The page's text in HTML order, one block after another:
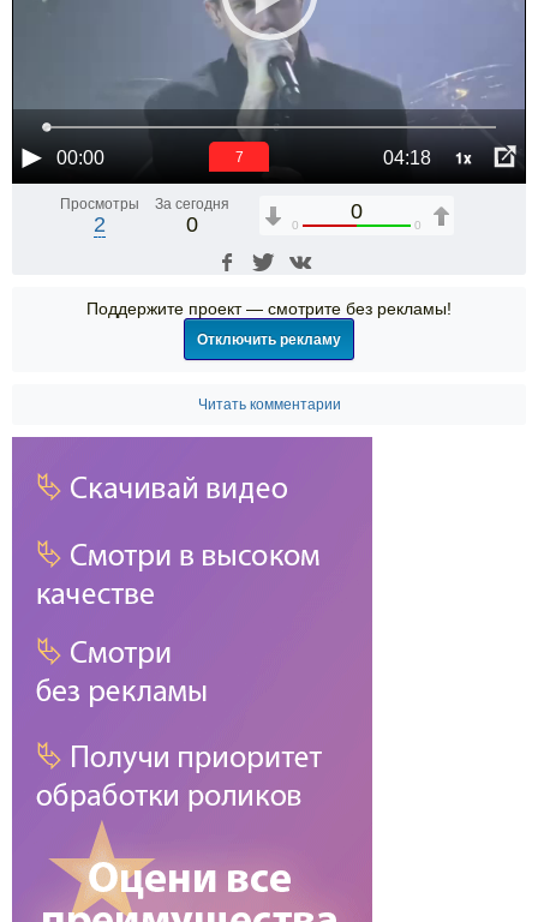
00:00 04:18 1x
6
Просмотры
2
За сегодня
0
0
0 0
Поддержите проект — смотрите без рекламы!
Отключить рекламу
Читать комментарии